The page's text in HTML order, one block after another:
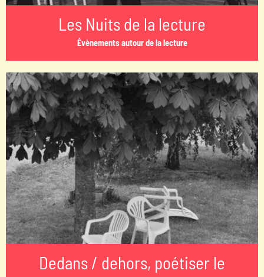
Les Nuits de la lecture
Évènements autour de la lecture
Dedans / dehors, poétiser le